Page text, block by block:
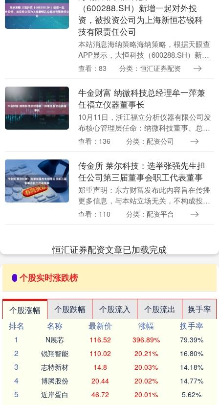
（600288.SH）新增一起对外投
资，被投资公司为上海新恒芯锐科
技有限责任公司
本站消息海纳策略海纳策略，根据天眼查
APP显示，大恒科技（600288.SH）新增
一起对外投资事件，被投资公司为上海新
桃，投....
查看：83 分类：恒汇证券配资
牛金财富 纳微科技总经理牟一萍兼
任福立仪器董事长
10月11日，浙江福立分析仪器有限公司发
布核心管理层任命：纳微科技董事、总经
理牟一萍兼任福立仪器董事长，尹红锋任
读，尽在新浪....
查看：136 分类：配资公司
传金所 莱尔科技：选举张强先生担
任公司第三届董事会职工代表董事
郑重声明：东方财富发布此内容旨在传播
更多信息，与本站立场无关，不构成投资
建议。据此操作，风险自担。 海量资讯、
查看：110 分类：配资平台
恒汇证券配资文章已加载完成
个股实时涨跌榜
个股涨幅 个股跌幅 个股流入 个股流出
换手率
排名
名称 最新价 涨幅
换手率
1
N展芯 116.52 396.89% 79.39%
2 锐翔智能 110.02 20.21% 16.80%
3 志特新材 14.8 20.03% 14.18%
4 博腾股份 20.44 20.02% 14.77%
5 近岸蛋白 46.72 20.01% 5.62%